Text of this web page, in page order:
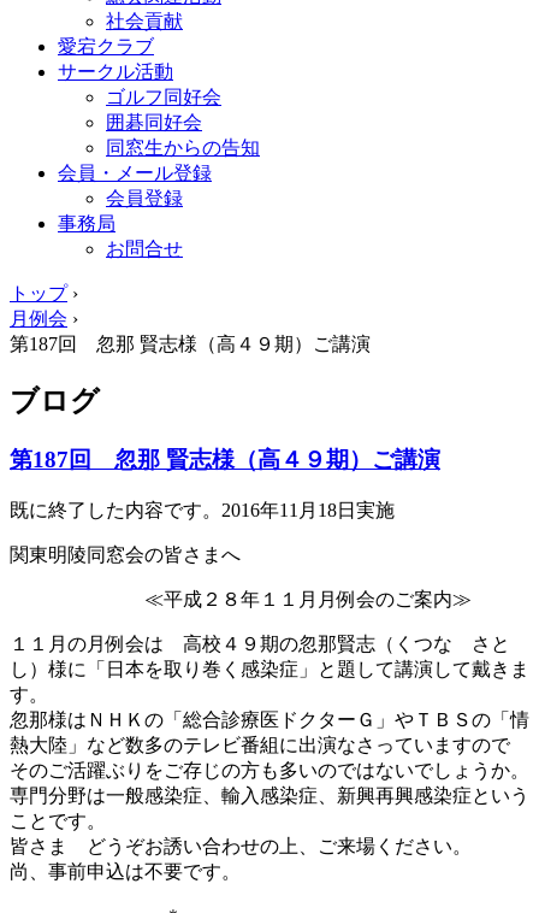
社会貢献
愛宕クラブ
サークル活動
ゴルフ同好会
囲碁同好会
同窓生からの告知
会員・メール登録
会員登録
事務局
お問合せ
トップ›
月例会 ›
第187回 忽那 賢志様（高４９期）ご講演
ブログ
第187回 忽那 賢志様（高４９期）ご講演
既に終了した内容です。2016年11月18日実施
関東明陵同窓会の皆さまへ
≪平成２８年１１月月例会のご案内≫
１１月の月例会は 高校４９期の忽那賢志（くつな さと
し）様に「日本を取り巻く感染症」と題して講演して戴きま
す。
忽那様はＮＨＫの「総合診療医ドクターＧ」やＴＢＳの「情
熱大陸」など数多のテレビ番組に出演なさっていますので
そのご活躍ぶりをご存じの方も多いのではないでしょうか。
専門分野は一般感染症、輸入感染症、新興再興感染症という
ことです。
皆さま どうぞお誘い合わせの上、ご来場ください。
尚、事前申込は不要です。